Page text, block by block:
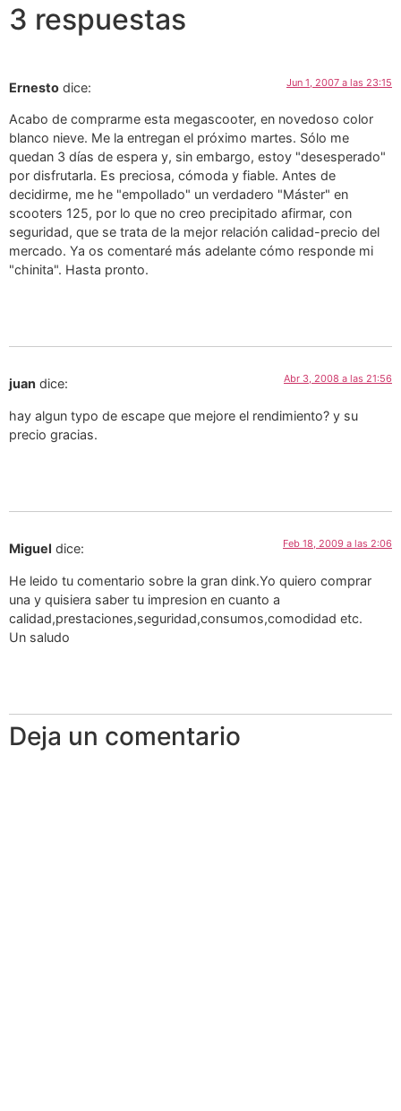
3 respuestas
Ernesto dice: Jun 1, 2007 a las 23:15
Acabo de comprarme esta megascooter, en novedoso color
blanco nieve. Me la entregan el próximo martes. Sólo me
quedan 3 días de espera y, sin embargo, estoy "desesperado"
por disfrutarla. Es preciosa, cómoda y fiable. Antes de
decidirme, me he "empollado" un verdadero "Máster" en
scooters 125, por lo que no creo precipitado afirmar, con
seguridad, que se trata de la mejor relación calidad-precio del
mercado. Ya os comentaré más adelante cómo responde mi
"chinita". Hasta pronto.
juan dice: Abr 3, 2008 a las 21:56
hay algun typo de escape que mejore el rendimiento? y su
precio gracias.
Miguel dice: Feb 18, 2009 a las 2:06
He leido tu comentario sobre la gran dink.Yo quiero comprar
una y quisiera saber tu impresion en cuanto a
calidad,prestaciones,seguridad,consumos,comodidad etc.
Un saludo
Deja un comentario